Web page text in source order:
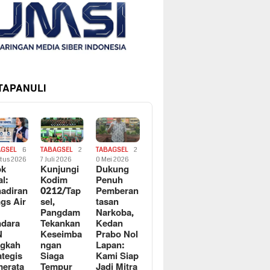
6
2026
Air
TABAGSEL
2
7 Juli 2026
Kunjungi
Kodim
0212/Tap
sel,
Pangdam
Tekankan
Keseimba
ngan
Siaga
TABAGSEL
2
0 Mei 2026
Dukung
Penuh
Pemberan
tasan
Narkoba,
Kedan
Prabo Nol
Lapan:
Kami Siap